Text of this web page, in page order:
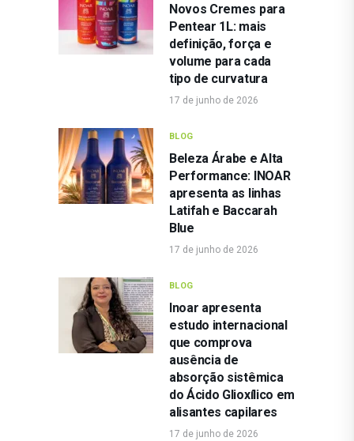
Novos Cremes para
Pentear 1L: mais
definição, força e
volume para cada
tipo de curvatura
17 de junho de 2026
BLOG
Beleza Árabe e Alta
Performance: INOAR
apresenta as linhas
Latifah e Baccarah
Blue
17 de junho de 2026
BLOG
Inoar apresenta
estudo internacional
que comprova
ausência de
absorção sistêmica
do Ácido Glioxílico em
alisantes capilares
17 de junho de 2026